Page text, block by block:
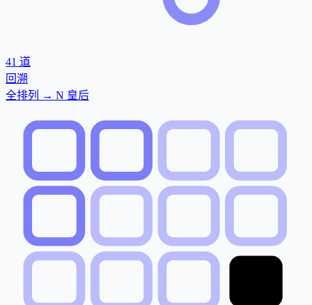
41 道
回溯
全排列 → N 皇后